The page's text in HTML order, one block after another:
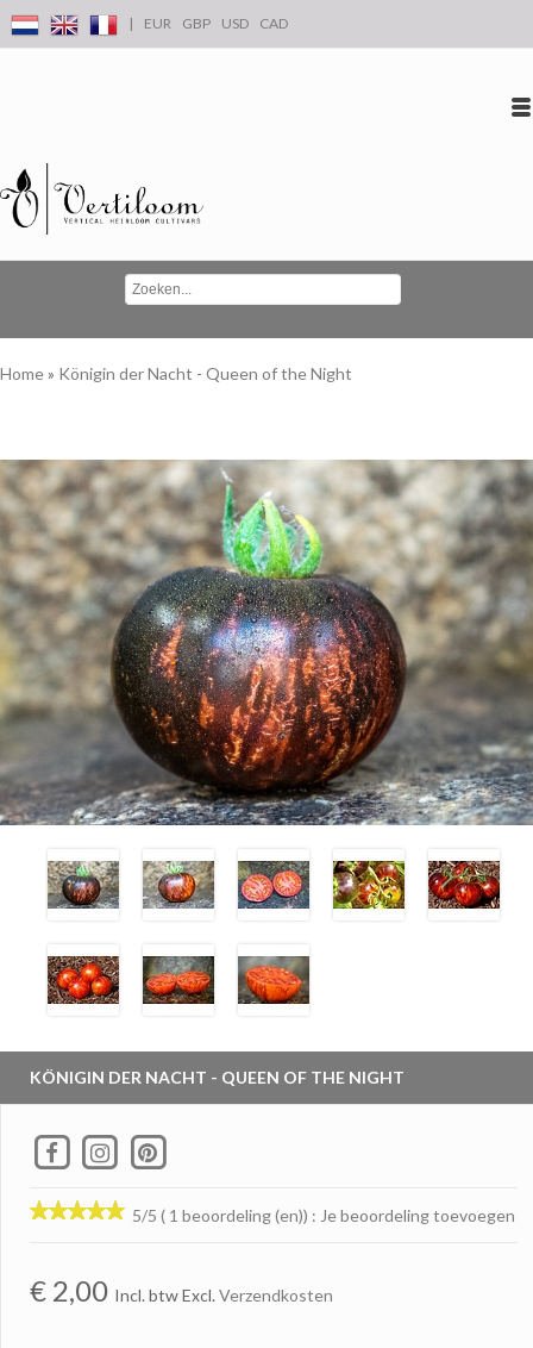
| EUR GBP USD CAD
Home» Königin der Nacht - Queen of the Night
KÖNIGIN DER NACHT - QUEEN OF THE NIGHT
5/5 ( 1 beoordeling (en)) : Je beoordeling toevoegen
€ 2,00 Incl. btw Excl. Verzendkosten